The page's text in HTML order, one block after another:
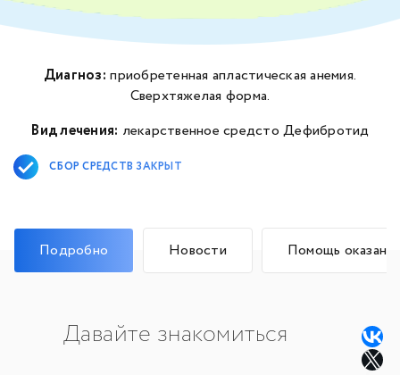
Диагноз: приобретенная апластическая анемия.
Сверхтяжелая форма.
Вид лечения: лекарственное средсто Дефибротид
СБОР СРЕДСТВ ЗАКРЫТ
Подробно Новости Помощь оказана
Давайте знакомиться